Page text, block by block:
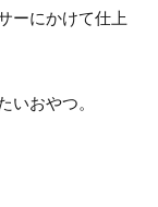
ーにかけて仕上
いおやつ。